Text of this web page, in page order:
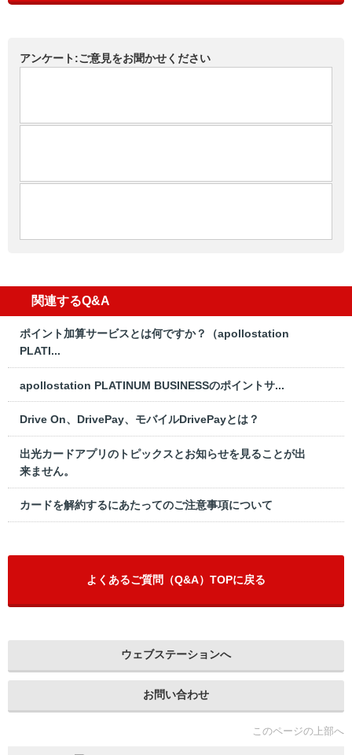
アンケート:ご意見をお聞かせください
関連するQ&A
ポイント加算サービスとは何ですか？（apollostation
PLATI...
apollostation PLATINUM BUSINESSのポイントサ...
Drive On、DrivePay、モバイルDrivePayとは？
出光カードアプリのトピックスとお知らせを見ることが出
来ません。
カードを解約するにあたってのご注意事項について
よくあるご質問（Q&A）TOPに戻る
ウェブステーションへ
お問い合わせ
このページの上部へ